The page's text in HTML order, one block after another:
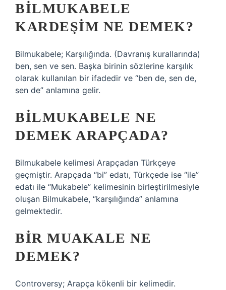
BILMUKABELE
KARDEŞIM NE DEMEK?
Bilmukabele; Karşılığında. (Davranış kurallarında)
ben, sen ve sen. Başka birinin sözlerine karşılık
olarak kullanılan bir ifadedir ve “ben de, sen de,
sen de” anlamına gelir.
BILMUKABELE NE
DEMEK ARAPÇADA?
Bilmukabele kelimesi Arapçadan Türkçeye
geçmiştir. Arapçada “bi” edatı, Türkçede ise “ile”
edatı ile “Mukabele” kelimesinin birleştirilmesiyle
oluşan Bilmukabele, “karşılığında” anlamına
gelmektedir.
BIR MUAKALE NE
DEMEK?
Controversy; Arapça kökenli bir kelimedir.